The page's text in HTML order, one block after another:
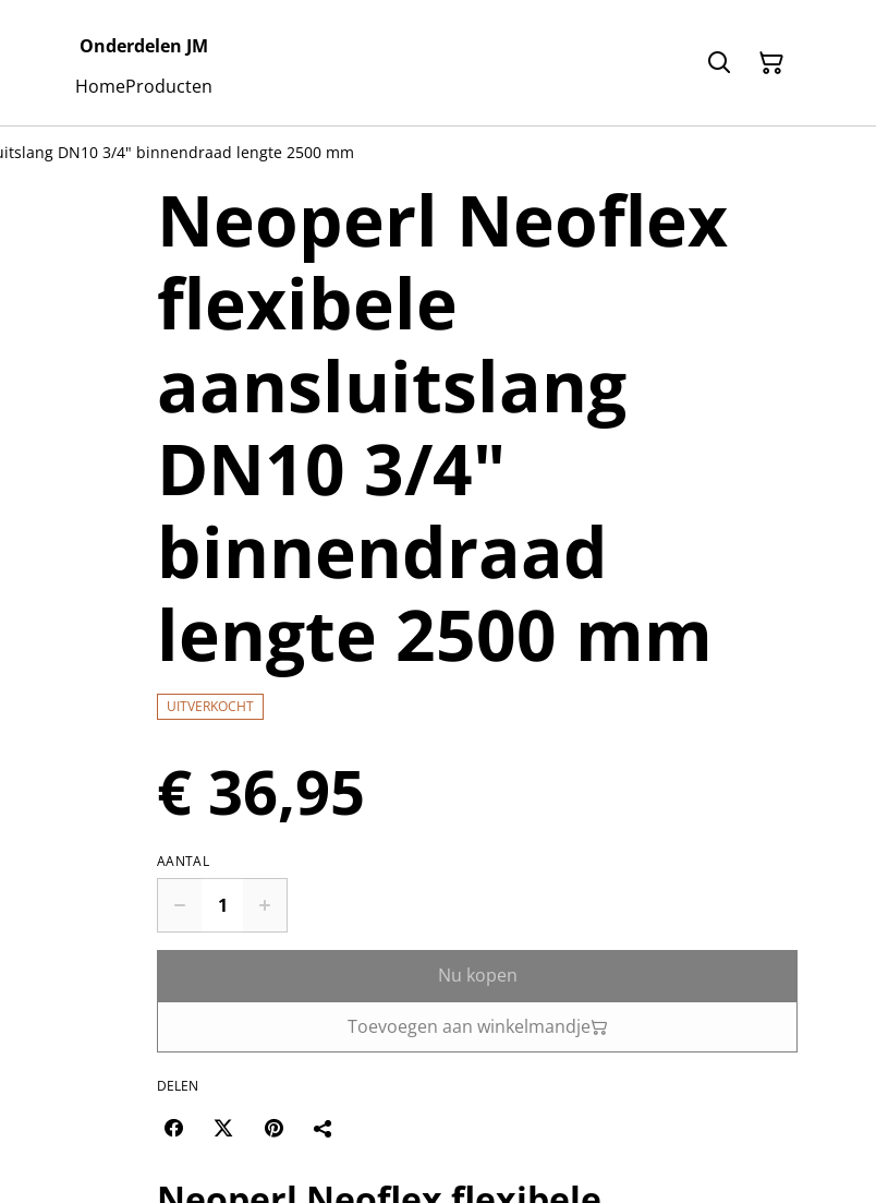
Onderdelen JM
HomeProducten
DN10 3/4" binnendraad lengte 2500 mm
Neoperl Neoflex
flexibele
aansluitslang
DN10 3/4"
binnendraad
lengte 2500 mm
UITVERKOCHT
€ 36,95
AANTAL
Nu kopen
Toevoegen aan winkelmandje
DELEN